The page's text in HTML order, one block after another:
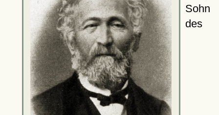
Sohn
des